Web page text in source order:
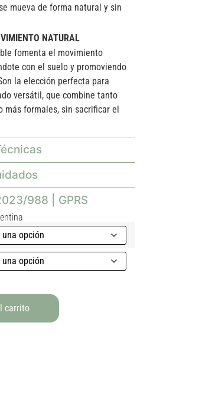
mueva de forma natural y sin
NATURAL
fomenta el movimiento
con el suelo y promoviendo
la elección perfecta para
versátil, que combine tanto
más formales, sin sacrificar el
988 | GPRS
carrito